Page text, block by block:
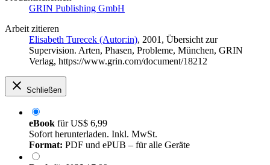
GRIN Publishing GmbH
Arbeit zitieren
Elisabeth Turecek (Autor:in), 2001, Übersicht zur
Supervision. Arten, Phasen, Probleme, München, GRIN
Verlag, https://www.grin.com/document/18212
Schließen
eBook fürUS$ 6,99
Sofort herunterladen. Inkl. MwSt.
Format: PDF und ePUB – für alle Geräte